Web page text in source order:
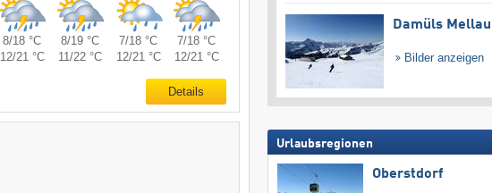
8/18 °C 8/19 °C 7/18 °C
7/18 °C
12/21 °C 11/22 °C 12/21 °C 12/21 °C
Details
Damüls Mellau
Bilder anzeigen
Urlaubsregionen
Oberstdorf